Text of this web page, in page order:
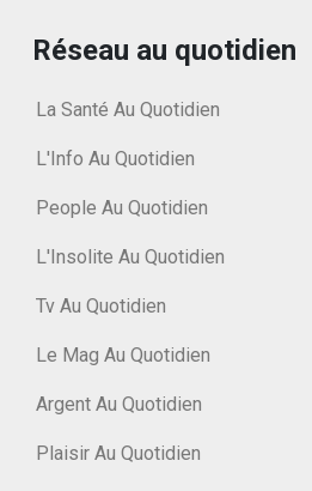
Réseau au quotidien
La Santé Au Quotidien
L'Info Au Quotidien
People Au Quotidien
L'Insolite Au Quotidien
Tv Au Quotidien
Le Mag Au Quotidien
Argent Au Quotidien
Plaisir Au Quotidien